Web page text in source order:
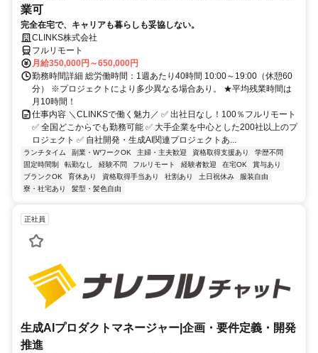
業可
完全在宅で、キャリアも暮らしも妥協しない。
CLINKS株式会社
フルリモート
月給350,000円～650,000円
勤務時間詳細 総労働時間：1週あたり40時間 10:00～19:00（休憩60
分） ※プロジェクトにより多少異なる場合あり。 ★平均残業時間は
月10時間！
仕事内容 ＼CLINKSで働く魅力／ ✅ 出社日なし！100％フルリモート
✅ 全国どこからでも勤務可能 ✅ 大手企業を中心とした200社以上のプ
ロジェクト ✅ 自社開発・生成AI関連プロジェクトあ...
ランチタイム 副業・WワークOK 主婦・主夫歓迎 資格取得支援あり
学歴不問
固定時間制
転勤なし 経験不問 フルリモート 経験者歓迎 在宅OK
賞与あり
ブランクOK
育休あり 資格取得手当あり 社割あり 土日祝休み
服装自由
寮・社宅あり
髪型・髪色自由
正社員
生成AIプロダクトマネージャー|企画・要件定義・開発
推進